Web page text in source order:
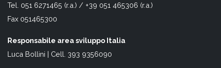
Tel. 051 6271465 (r.a.) / +39 051 465306 (r.a.)
Fax 051465300
Responsabile area sviluppo Italia
Luca Bollini | Cell. 393 9356090